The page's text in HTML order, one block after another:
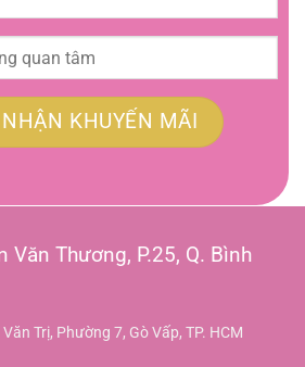
Văn Thương, P.25, Q. Bình
Trị, Phường 7, Gò Vấp, TP. HCM